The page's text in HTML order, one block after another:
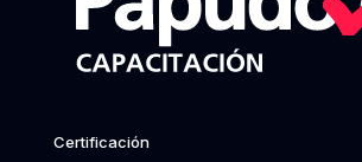
Certificación